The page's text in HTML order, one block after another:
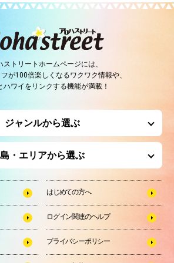
ストリートホームページには、
が100倍楽しくなるワクワク情報や、
ハワイをリンクする機能が満載！
ジャンルから選ぶ
島・エリアから選ぶ
はじめての方へ
ログイン関連のヘルプ
プライバシーポリシー